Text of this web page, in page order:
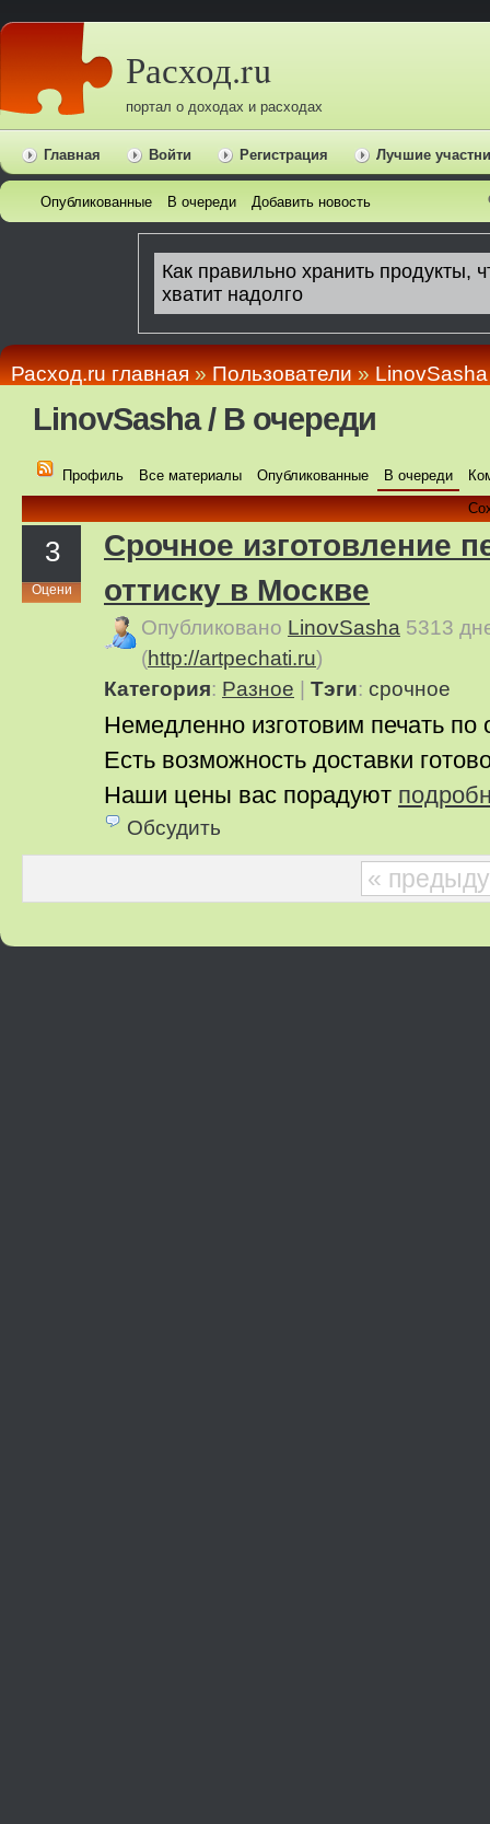
Расход.ru
портал о доходах и расходах
Главная Войти Регистрация Лучшие
Опубликованные В очереди Добавить новость
Расход.ru главная»Пользователи»LinovSasha
LinovSasha / В очереди
Профиль Все материалы Опубликованные В очереди
3
Оцени
Срочное изготовление
оттиску в Москве
Опубликовано LinovSasha 5313
(http://artpechati.ru)
Категория: Pазное Тэги: срочное
Немедленно изготовим печать по
Есть возможность доставки
Наши цены вас порадуют
Обсудить
«